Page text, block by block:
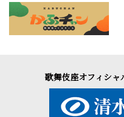
歌舞伎座オフィシ